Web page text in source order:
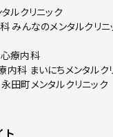
ルクリニック
みんなのメンタルクリ
心療内科
科 まいにちメンタルク
田町メンタルクリニック
ト